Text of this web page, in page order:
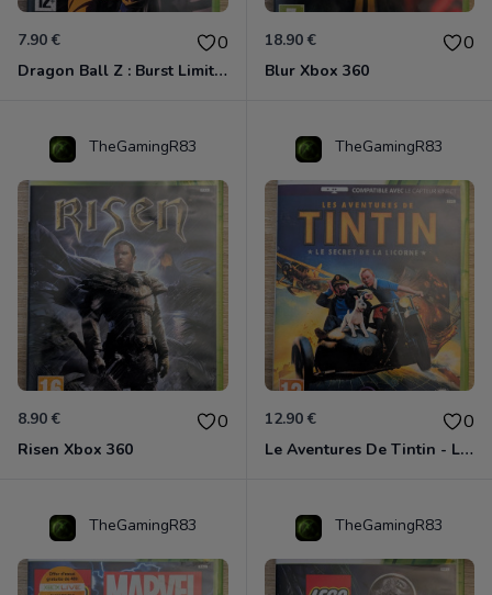
7.90 € 0
Dragon Ball Z : Burst Limit Xbox 360
18.90 € 0
Blur Xbox 360
TheGamingR83
8.90 € 0
Risen Xbox 360
TheGamingR83
12.90 € 0
Le Aventures De Tintin - Le Secret De La Licorne Xbox 360
TheGamingR83 TheGamingR83